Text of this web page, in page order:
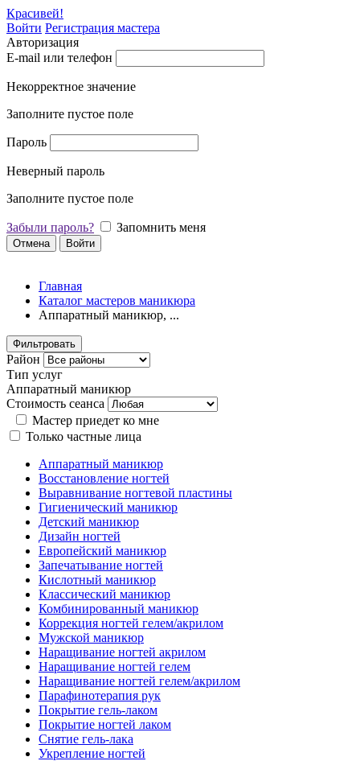
Красивей!
Войти Регистрация мастера
Авторизация
E-mail или телефон
Некорректное значение
Заполните пустое поле
Пароль
Неверный пароль
Заполните пустое поле
Забыли пароль? Запомнить меня
Отмена Войти
Главная
Каталог мастеров маникюра
Аппаратный маникюр, ...
Фильтровать
Район
Тип услуг
Аппаратный маникюр
Стоимость сеанса
Мастер приедет ко мне
Только частные лица
Аппаратный маникюр
Восстановление ногтей
Выравнивание ногтевой пластины
Гигиенический маникюр
Детский маникюр
Дизайн ногтей
Европейский маникюр
Запечатывание ногтей
Кислотный маникюр
Классический маникюр
Комбинированный маникюр
Коррекция ногтей гелем/акрилом
Мужской маникюр
Наращивание ногтей акрилом
Наращивание ногтей гелем
Наращивание ногтей гелем/акрилом
Парафинотерапия рук
Покрытие гель-лаком
Покрытие ногтей лаком
Снятие гель-лака
Укрепление ногтей